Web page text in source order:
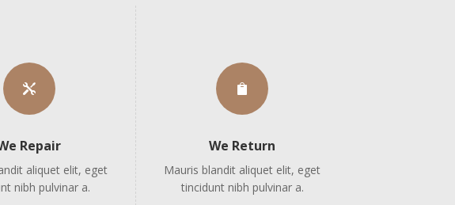

Repair
aliquet elit, eget
nibh pulvinar a.

We Return
Mauris blandit aliquet elit, eget
tincidunt nibh pulvinar a.